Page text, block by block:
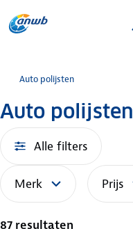
Auto polijsten
Auto polijsten
Alle filters
Merk Prijs
87 resultaten